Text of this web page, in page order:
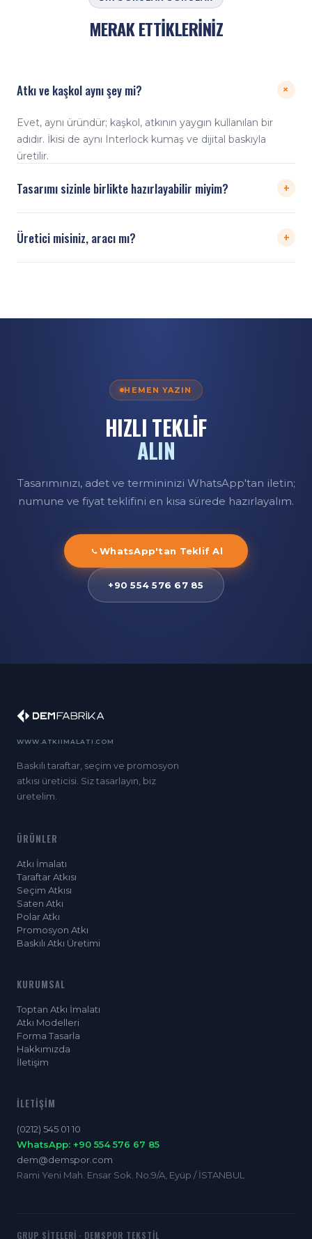
MERAK ETTİKLERİNİZ
Atkı ve kaşkol aynı şey mi? +
Evet, aynı üründür; kaşkol, atkının yaygın kullanılan bir
adıdır. İkisi de aynı Interlock kumaş ve dijital baskıyla
üretilir.
Tasarımı sizinle birlikte hazırlayabilir miyim? +
fikirlerinizden yola çıkarak birlikte tasarlar, baskı öncesi
Üretici misiniz, aracı mı? +
HEMEN YAZIN
HIZLI TEKLİF
ALIN
Tasarımınızı, adet ve termininizi WhatsApp'tan iletin;
numune ve fiyat teklifini en kısa sürede hazırlayalım.
WhatsApp'tan Teklif Al
+90 554 576 67 85
WWW.ATKIIMALATI.COM
Baskılı taraftar, seçim ve promosyon
atkısı üreticisi. Siz tasarlayın, biz
üretelim.
ÜRÜNLER
Atkı İmalatı
Taraftar Atkısı
Seçim Atkısı
Saten Atkı
Polar Atkı
Promosyon Atkı
Baskılı Atkı Üretimi
KURUMSAL
Toptan Atkı İmalatı
Atkı Modelleri
Forma Tasarla
Hakkımızda
İletişim
İLETIŞIM
(0212) 545 01 10
WhatsApp: +90 554 576 67 85
dem@demspor.com
Rami Yeni Mah. Ensar Sok. No:9/A, Eyüp / İSTANBUL
GRUP SITELERI · DEMSPOR TEKSTIL